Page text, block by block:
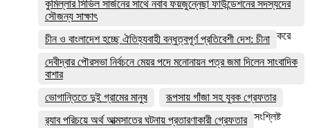
কুমিল্লার সিভিল সার্জনের সাথে নবাব ফয়জুন্নেছা ফাউন্ডেশনের সদস্যদের
সৌজন্য সাক্ষাৎ
চীন ও বাংলাদেশ হচ্ছে ঐতিহ্যবাহী বন্ধুত্বপূর্ণ প্রতিবেশী দেশ: চীনা
দেবীদ্বার পৌরসভা নির্বচনে মেয়র পদে মনোনায়ন পত্র জমা দিলেন সাংবাদিক
বাশার
ভোগান্তিতে দুই গ্রামের মানুষ
রূপসায় গাঁজা সহ যুবক গ্রেফতার
র‌্যাব পরিচয়ে অর্থ আত্মসাতের ঘটনায় প্রতারণাকারী গ্রেফতার
করে
সংশ্লিষ্ট